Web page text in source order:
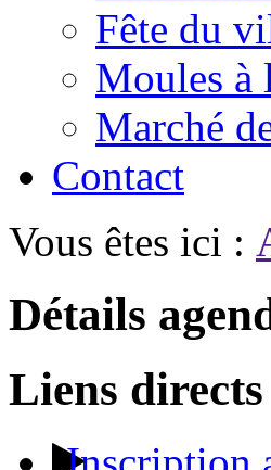
Fête du
Moules à
Marché
Contact
Vous êtes ici :
Détails
Liens directs